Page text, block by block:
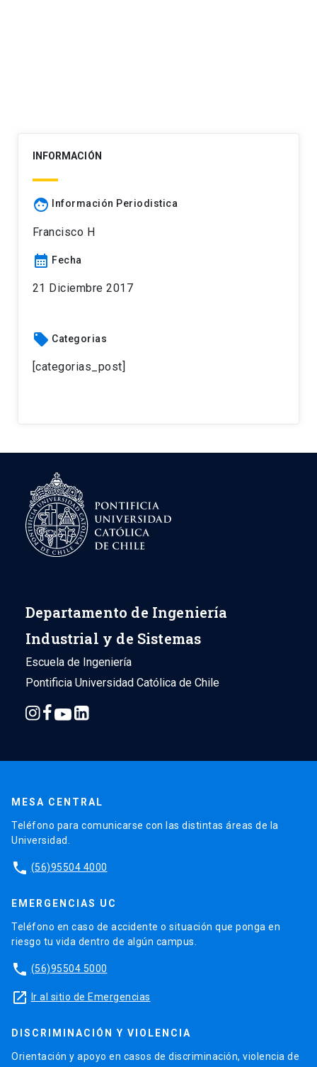
INFORMACIÓN
face Información Periodistica
Francisco H
calendar_month Fecha
21 Diciembre 2017
local_offer Categorias
[categorias_post]
Departamento de Ingeniería
Industrial y de Sistemas
Escuela de Ingeniería
Pontificia Universidad Católica de Chile
MESA CENTRAL
Teléfono para comunicarse con las distintas áreas de la
Universidad.
phone (56)95504 4000
EMERGENCIAS UC
Teléfono en caso de accidente o situación que ponga en
riesgo tu vida dentro de algún campus.
phone (56)95504 5000
launch Ir al sitio de Emergencias
DISCRIMINACIÓN Y VIOLENCIA
Orientación y apoyo en casos de discriminación, violencia de